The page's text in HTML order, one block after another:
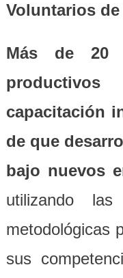
Voluntarios
Más de 20
capacitación
de que
bajo nuevos
utilizando las
metodológicas
sus